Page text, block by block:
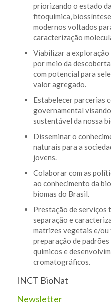
priorizando o estado
fitoquímica,
modernos voltados
caracterização
Viabilizar a
por meio da
com potencial para
valor agregado.
Estabelecer parcerias
governamental
sustentável da nossa
Disseminar o
naturais para a
jovens.
Colaborar com as
ao conhecimento da
biomas do Brasil.
Prestação de serviços
separação e
matrizes vegetais e/
preparação de
químicos e
cromatográficos.
INCT BioNat
Newsletter